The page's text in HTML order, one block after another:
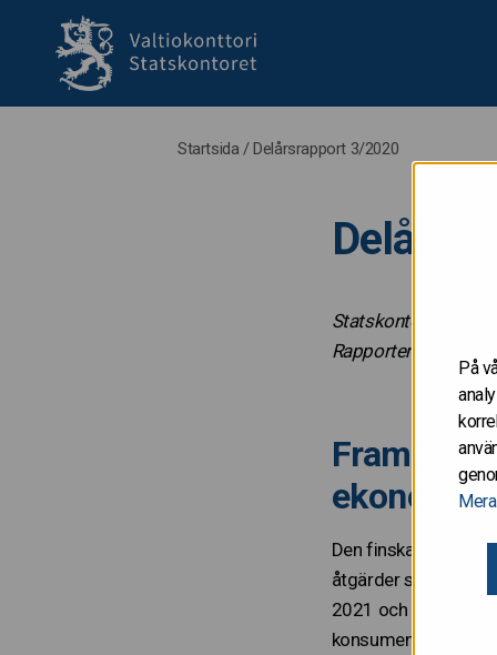
På
Startsida /Delårsrapport 3/2020
Statskontoret
Rapporten
ekonomin
Den finska
åtgärder som
2021 och 2022. I
konsumenter i